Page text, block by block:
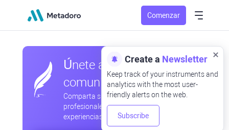
Comenzar
Únete a nuestra
comunidad
Comparta sus observaciones
profesionales y aficionadas, intercambie
experiencias, anticipe desarrollos
Create a Newsletter
Keep track of your instruments and
analytics with the most user-
friendly alerts on the web.
Subscribe